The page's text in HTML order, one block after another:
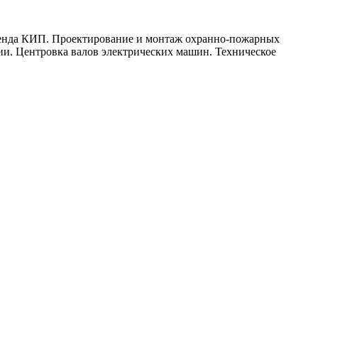
КИП. Проектирование и монтаж охранно-пожарных
Центровка валов электрических машин. Техническое